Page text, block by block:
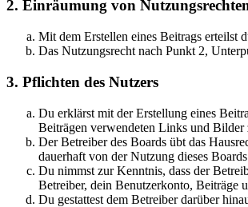
2. Einräumung von
Mit dem Erstellen eines Beitrags erteilst
Das Nutzungsrecht nach Punkt 2,
3. Pflichten des Nutzers
Du erklärst mit der Erstellung eines
Beiträgen verwendeten Links und Bilder
Der Betreiber des Boards übt das
dauerhaft von der Nutzung dieses
Du nimmst zur Kenntnis, dass der
Betreiber, dein Benutzerkonto, Beiträge
Du gestattest dem Betreiber darüber